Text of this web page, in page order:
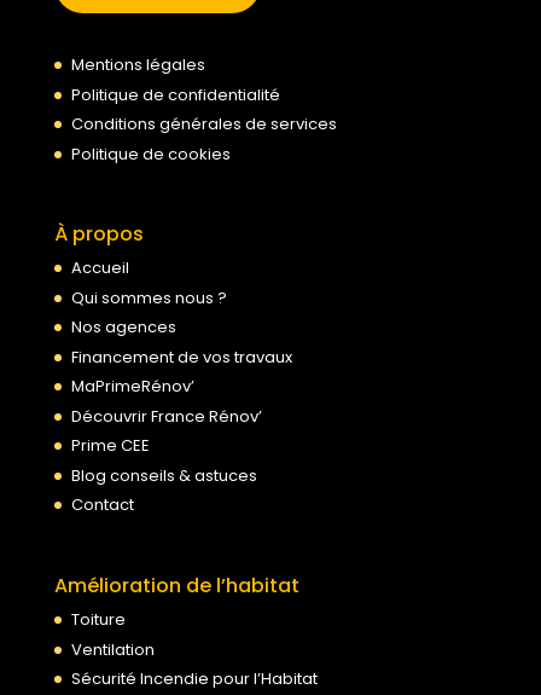
Mentions légales
Politique de confidentialité
Conditions générales de services
Politique de cookies
À propos
Accueil
Qui sommes nous ?
Nos agences
Financement de vos travaux
MaPrimeRénov’
Découvrir France Rénov’
Prime CEE
Blog conseils & astuces
Contact
Amélioration de l’habitat
Toiture
Ventilation
Sécurité Incendie pour l’Habitat